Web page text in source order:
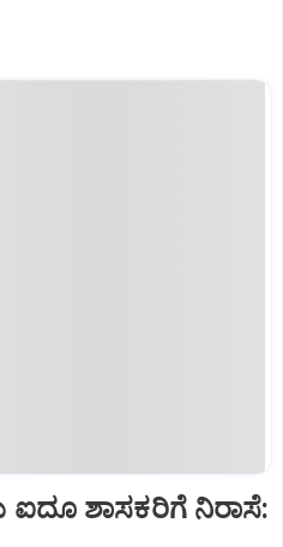
ಶಾಸಕರಿಗೆ ನಿರಾಸೆ: